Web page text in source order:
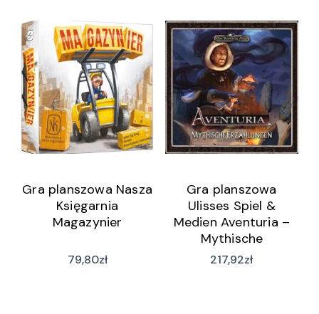
Gra planszowa Nasza
Księgarnia
Magazynier
79,80zł
Gra planszowa
Ulisses Spiel &
Medien Aventuria –
Mythische
Geschichten Box
217,92zł